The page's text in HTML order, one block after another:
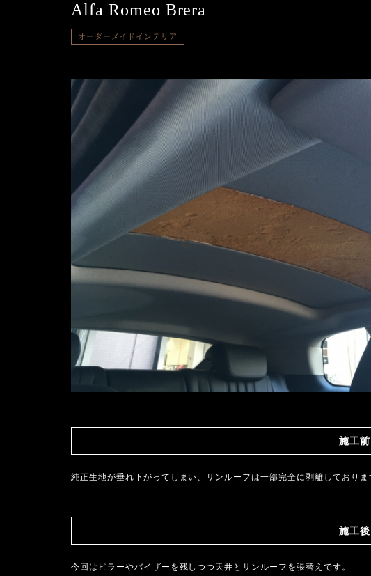
Alfa Romeo Brera
オーダーメイドインテリア
施工前
純正生地が垂れ下がってしまい、サンルーフは一部完全に剥離しておりま
施工後
今回はピラーやバイザーを残しつつ天井とサンルーフを張替えです。